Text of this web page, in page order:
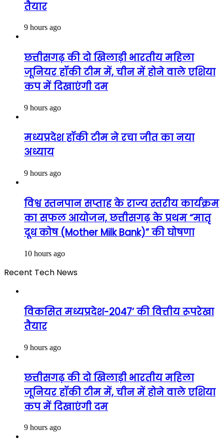
तैयार
9 hours ago
छत्तीसगढ़ की दो खिलाड़ी भारतीय महिला
जूनियर हॉकी टीम में, चीन में होने वाले एशिया
कप में दिखाएंगी दम
9 hours ago
मध्यप्रदेश हॉकी टीम ने रचा जीत का नया
अध्याय
9 hours ago
विश्व स्तनपान सप्ताह के राज्य स्तरीय कार्यक्रम
का सफल आयोजन, छत्तीसगढ़ के प्रथम “मातृ
दूध कोष (Mother Milk Bank)” की घोषणा
10 hours ago
Recent Tech News
विकसित मध्यप्रदेश-2047’ की वित्तीय रूपरेखा
तैयार
9 hours ago
छत्तीसगढ़ की दो खिलाड़ी भारतीय महिला
जूनियर हॉकी टीम में, चीन में होने वाले एशिया
कप में दिखाएंगी दम
9 hours ago